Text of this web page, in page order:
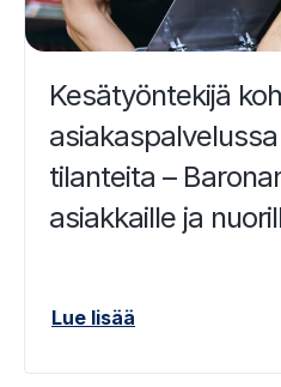
Kesätyöntekijä
tilanteita –
asiakkaille ja
Lue lisää